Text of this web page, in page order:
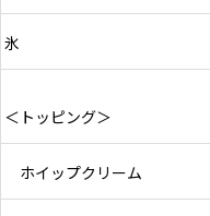
氷
＜トッピング＞
ホイップクリーム